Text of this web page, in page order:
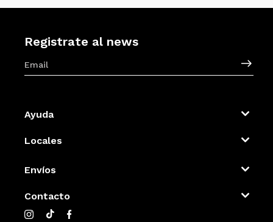
Registrate al news
Ayuda
Locales
Envíos
Contacto